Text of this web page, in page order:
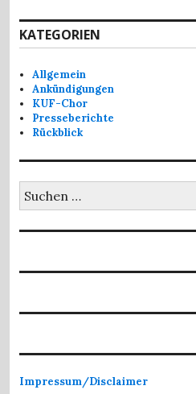
KATEGORIEN
Allgemein
Ankündigungen
KUF-Chor
Presseberichte
Rückblick
nach:
Impressum/Disclaimer